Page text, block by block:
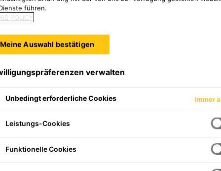
führen.
POLICY
Meine Auswahl bestätigen
verwalten
Unbedingt erforderliche Cookies Immer
Leistungs-Cookies
Funktionelle Cookies